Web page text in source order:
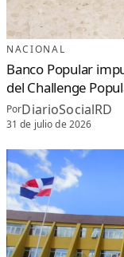
NACIONAL
Banco Popular
del Challenge
PorDiarioSocialRD
31 de julio de 2026